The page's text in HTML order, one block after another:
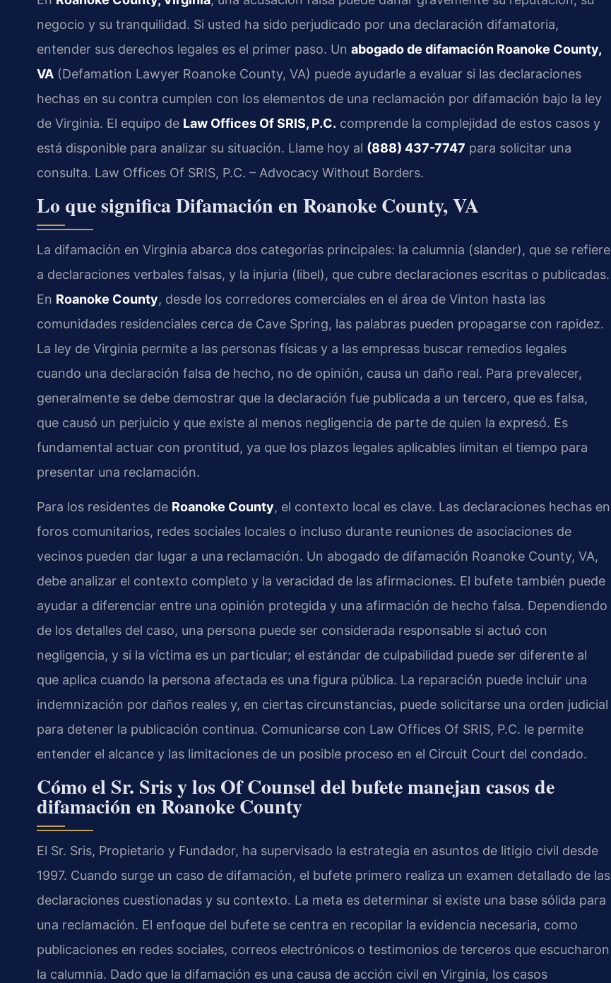
negocio y su tranquilidad. Si usted ha sido perjudicado por una declaración difamatoria,
entender sus derechos legales es el primer paso. Un abogado de difamación Roanoke County,
VA (Defamation Lawyer Roanoke County, VA) puede ayudarle a evaluar si las declaraciones
hechas en su contra cumplen con los elementos de una reclamación por difamación bajo la ley
de Virginia. El equipo de Law Offices Of SRIS, P.C. comprende la complejidad de estos casos y
está disponible para analizar su situación. Llame hoy al (888) 437-7747 para solicitar una
consulta. Law Offices Of SRIS, P.C. – Advocacy Without Borders.
Lo que significa Difamación en Roanoke County, VA
La difamación en Virginia abarca dos categorías principales: la calumnia (slander), que se refiere
a declaraciones verbales falsas, y la injuria (libel), que cubre declaraciones escritas o publicadas.
En Roanoke County, desde los corredores comerciales en el área de Vinton hasta las
comunidades residenciales cerca de Cave Spring, las palabras pueden propagarse con rapidez.
La ley de Virginia permite a las personas físicas y a las empresas buscar remedios legales
cuando una declaración falsa de hecho, no de opinión, causa un daño real. Para prevalecer,
generalmente se debe demostrar que la declaración fue publicada a un tercero, que es falsa,
que causó un perjuicio y que existe al menos negligencia de parte de quien la expresó. Es
fundamental actuar con prontitud, ya que los plazos legales aplicables limitan el tiempo para
presentar una reclamación.
Para los residentes de Roanoke County, el contexto local es clave. Las declaraciones hechas en
foros comunitarios, redes sociales locales o incluso durante reuniones de asociaciones de
vecinos pueden dar lugar a una reclamación. Un abogado de difamación Roanoke County, VA,
debe analizar el contexto completo y la veracidad de las afirmaciones. El bufete también puede
ayudar a diferenciar entre una opinión protegida y una afirmación de hecho falsa. Dependiendo
de los detalles del caso, una persona puede ser considerada responsable si actuó con
negligencia, y si la víctima es un particular; el estándar de culpabilidad puede ser diferente al
que aplica cuando la persona afectada es una figura pública. La reparación puede incluir una
indemnización por daños reales y, en ciertas circunstancias, puede solicitarse una orden judicial
para detener la publicación continua. Comunicarse con Law Offices Of SRIS, P.C. le permite
entender el alcance y las limitaciones de un posible proceso en el Circuit Court del condado.
Cómo el Sr. Sris y los Of Counsel del bufete manejan casos de
difamación en Roanoke County
El Sr. Sris, Propietario y Fundador, ha supervisado la estrategia en asuntos de litigio civil desde
1997. Cuando surge un caso de difamación, el bufete primero realiza un examen detallado de las
declaraciones cuestionadas y su contexto. La meta es determinar si existe una base sólida para
una reclamación. El enfoque del bufete se centra en recopilar la evidencia necesaria, como
publicaciones en redes sociales, correos electrónicos o testimonios de terceros que escucharon
la calumnia. Dado que la difamación es una causa de acción civil en Virginia, los casos